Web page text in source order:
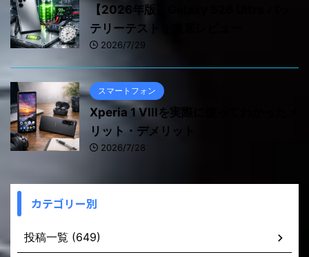
【2026年版】Galaxy S26 Ultra バッ
テリーテストを徹底レビュー
2026/7/29
スマートフォン
Xperia 1 VIIIを実際に使ってわかったメ
リット・デメリット
2026/7/28
カテゴリー別
投稿一覧 (649)